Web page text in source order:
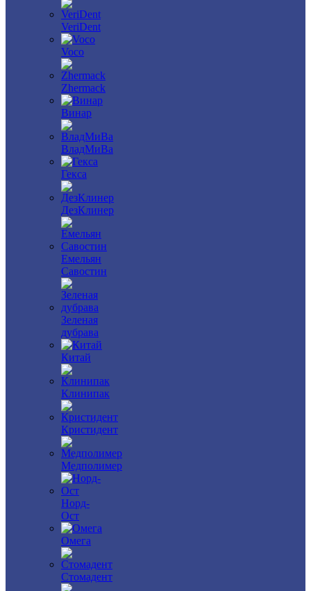
VeriDent
Voco
Zhermack
Винар
ВладМиВа
Гекса
ДезКлинер
Емельян
Савостин
Зеленая
дубрава
Китай
Клинипак
Кристидент
Медполимер
Норд-
Ост
Омега
Стомадент